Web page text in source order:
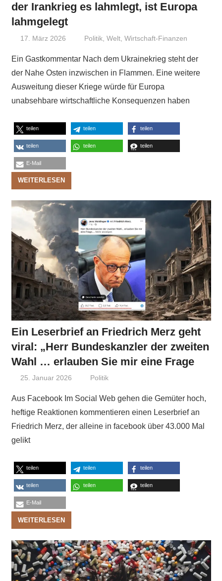
der Irankrieg es lahmlegt, ist Europa
lahmgelegt
17. März 2026 Niki Vogt
Politik ,Welt ,Wirtschaft-Finanzen
Ein Gastkommentar Nach dem Ukrainekrieg steht der
der Nahe Osten inzwischen in Flammen. Eine weitere
Ausweitung dieser Kriege würde für Europa
unabsehbare wirtschaftliche Konsequenzen haben
teilen teilen teilen
teilen teilen teilen
E-Mail
WEITERLESEN
Ein Leserbrief an Friedrich Merz geht
viral: „Herr Bundeskanzler der zweiten
Wahl … erlauben Sie mir eine Frage
25. Januar 2026 Niki Vogt
Politik
Aus Facebook Im Social Web gehen die Gemüter hoch,
heftige Reaktionen kommentieren einen Leserbrief an
Friedrich Merz, der alleine in facebook über 43.000 Mal
gelikt
teilen teilen teilen
teilen teilen teilen
E-Mail
WEITERLESEN